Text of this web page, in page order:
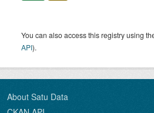
You can also access this registry using
API).
About Satu Data